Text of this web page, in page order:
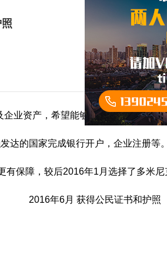
业资产，希望能够通过合理的方式
达的国家完成银行开户，企业注册等
有保障，较后2016年1月选择了多米尼
2016年6月 获得公民证书和护照